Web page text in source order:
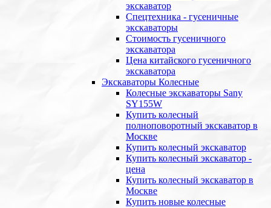
экскаватор
Спецтехника - гусеничные
экскаваторы
Стоимость гусеничного
экскаватора
Цена китайского гусеничного
экскаватора
Экскаваторы Колесные
Колесные экскаваторы Sany
SY155W
Купить колесный
полноповоротный экскаватор в
Москве
Купить колесный экскаватор
Купить колесный экскаватор -
цена
Купить колесный экскаватор в
Москве
Купить новые колесные